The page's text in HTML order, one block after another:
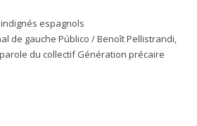
espagnols
de gauche Público / Benoît Pellistrandi,
du collectif Génération précaire